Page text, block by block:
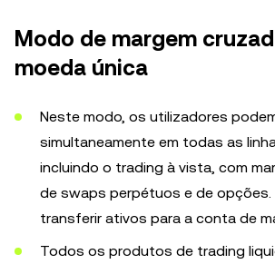
Modo de margem
moeda única
Neste modo, os utilizadores
simultaneamente em todas as
incluindo o trading à vista, com
de swaps perpétuos e de opções.
transferir ativos para a conta de
Todos os produtos de trading